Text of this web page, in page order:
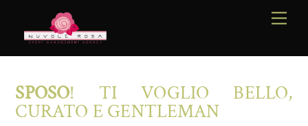
content
SPOSO! TI VOGLIO BELLO,
CURATO E GENTLEMAN